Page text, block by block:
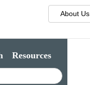
About Us